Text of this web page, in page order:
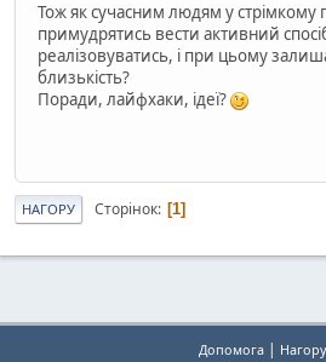
Тож як сучасним людям у стрімкому
примудрятись вести активний
реалізовуватись, і при цьому
близькість?
Поради, лайфхаки, ідеї?
НАГОРУ Сторінок 1
Допомога |